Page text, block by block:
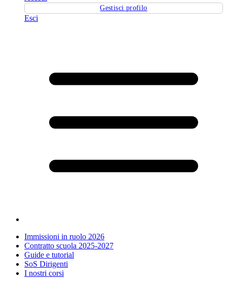
Gestisci profilo
Esci
Immissioni in ruolo 2026
Contratto scuola 2025-2027
Guide e tutorial
SoS Dirigenti
I nostri corsi